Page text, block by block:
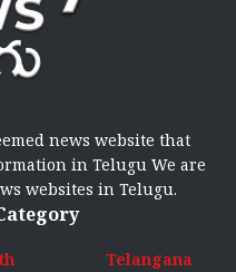
news website that
in Telugu We are
websites in Telugu.
Telangana